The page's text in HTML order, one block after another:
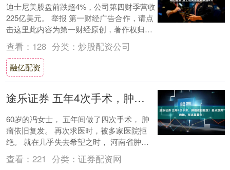
迪士尼美股盘前跌超4%，公司第四财季营收
225亿美元。 举报 第一财经广告合作，请点
击这里此内容为第一财经原创，著作权归第
一财经所有。未经第一财经书面授权，不
得....
查看： 128 分类： 炒股配资公司
融亿配资
途乐证券 五年4次手术，肿瘤依旧复发！差点放弃的她，在这里重生！
60岁的冯女士， 五年间做了四次手术， 肿
瘤依旧复发。 再次求医时，被多家医院拒
绝。 就在几乎失去希望之时， 河南省肿瘤
医院 （中国医学科学院肿瘤医院河南医
院）....
查看： 221 分类： 证券配资网